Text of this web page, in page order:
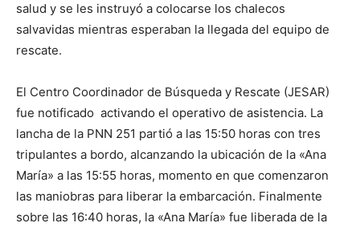
salud y se les instruyó a colocarse los chalecos
salvavidas mientras esperaban la llegada del equipo de
rescate.
El Centro Coordinador de Búsqueda y Rescate (JESAR)
fue notificado activando el operativo de asistencia. La
lancha de la PNN 251 partió a las 15:50 horas con tres
tripulantes a bordo, alcanzando la ubicación de la «Ana
María» a las 15:55 horas, momento en que comenzaron
las maniobras para liberar la embarcación. Finalmente
sobre las 16:40 horas, la «Ana María» fue liberada de la